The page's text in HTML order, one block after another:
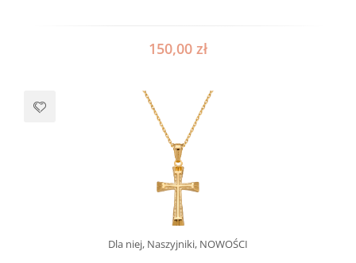
150,00 zł
Dla niej, Naszyjniki, NOWOŚCI